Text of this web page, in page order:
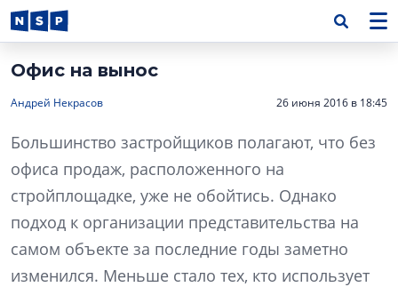
Офис на вынос
Андрей Некрасов 26 июня 2016 в 18:45
Большинство застройщиков полагают, что без
офиса продаж, расположенного на
стройплощадке, уже не обойтись. Однако
подход к организации представительства на
самом объекте за последние годы заметно
изменился. Меньше стало тех, кто использует